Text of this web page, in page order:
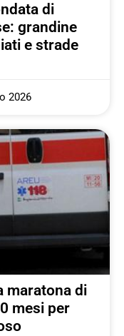
di
grandine
e strade
2026
maratona di
mesi per